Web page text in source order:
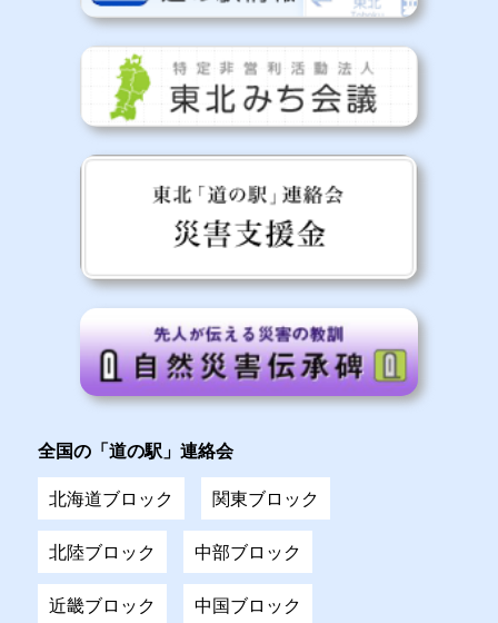
全国の「道の駅」連絡会
北海道ブロック
関東ブロック
北陸ブロック 中部ブロック
近畿ブロック 中国ブロック